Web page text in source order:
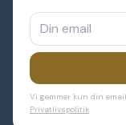
Vi gemmer kun din
Privatlivspolitik